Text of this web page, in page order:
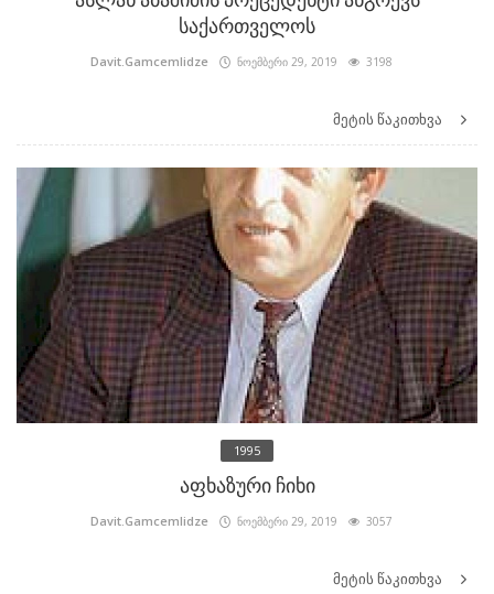
საქართველოს
Davit.Gamcemlidze ნოემბერი 29, 2019 3198
მეტის წაკითხვა
1995
აფხაზური ჩიხი
Davit.Gamcemlidze ნოემბერი 29, 2019 3057
მეტის წაკითხვა